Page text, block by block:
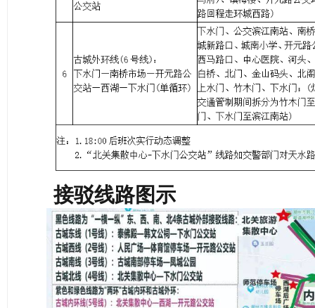
接驳线路图示